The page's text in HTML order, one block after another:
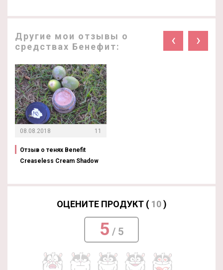
Другие мои отзывы о
средствах Бенефит:
‹ ›
08.08.2018 11
Отзыв о тенях Benefit
Creaseless Cream Shadow
ОЦЕНИТЕ ПРОДУКТ ( 10)
5 / 5